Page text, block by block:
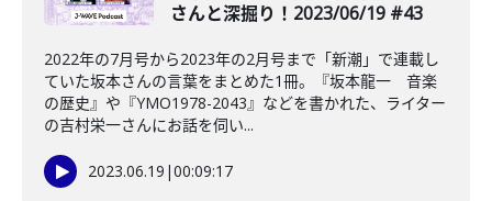
さんと深掘り！2023/06/19 #43
2022年の7月号から2023年の2月号まで「新潮」で連載し
ていた坂本さんの言葉をまとめた1冊。『坂本龍一 音楽
の歴史』や『YMO1978-2043』などを書かれた、ライター
の吉村栄一さんにお話を伺い...
2023.06.19 |00:09:17